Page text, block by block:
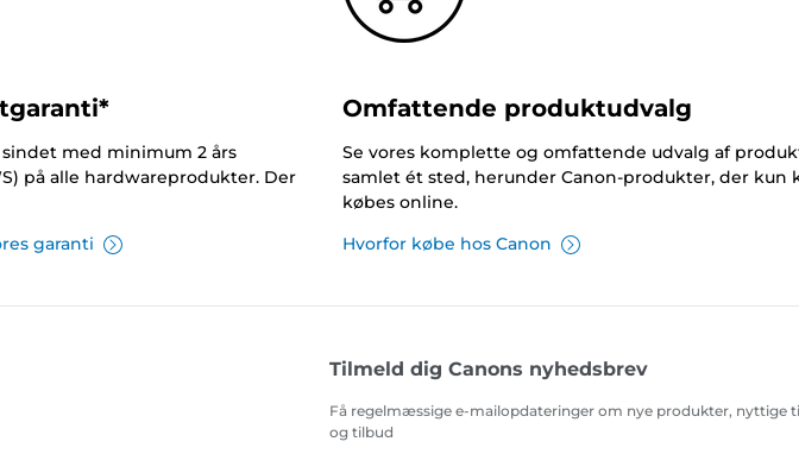
med minimum 2 års
på alle hardwareprodukter. Der
garanti
Omfattende produktudvalg
Se vores komplette og omfattende udvalg af
samlet ét sted, herunder Canon-produkter, der kun
købes online.
Hvorfor købe hos Canon
Tilmeld dig Canons nyhedsbrev
Få regelmæssige e-mailopdateringer om nye produkter, nyttige
og tilbud